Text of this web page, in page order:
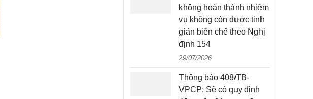
không hoàn thành nhiệm
vụ không còn được tinh
giản biên chế theo Nghị
định 154
29/07/2026
Thông báo 408/TB-
VPCP: Sẽ có quy định